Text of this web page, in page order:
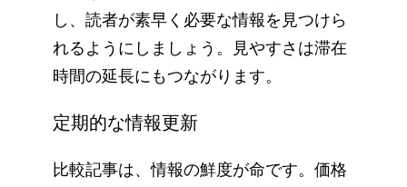
し、読者が素早く必要な情報を見つけら
れるようにしましょう。見やすさは滞在
時間の延長にもつながります。
定期的な情報更新
比較記事は、情報の鮮度が命です。価格